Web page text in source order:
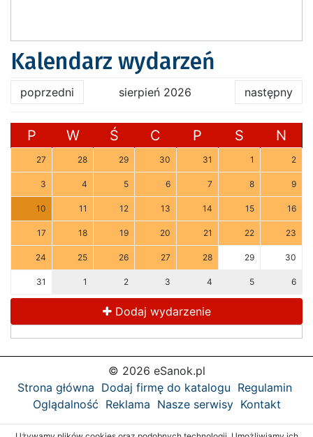
Kalendarz wydarzeń
poprzedni sierpień 2026 następny
P W Ś C P S N
27 28 29 30 31 1 2
3 4 5 6 7 8 9
10 11 12 13 14 15 16
17 18 19 20 21 22 23
24 25 26 27 28 29 30
31 1 2 3 4 5 6
Dodaj wydarzenie
© 2026 eSanok.pl
Strona główna Dodaj firmę do katalogu Regulamin
Oglądalność Reklama Nasze serwisy Kontakt